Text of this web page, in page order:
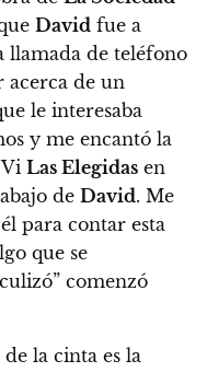
David fue a
llamada de teléfono
acerca de un
le interesaba
y me encantó la
Vi Las Elegidas en
de David. Me
para contar esta
que se
comenzó
la cinta es la